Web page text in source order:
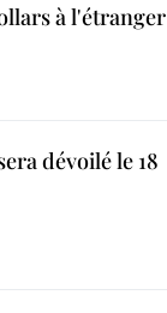
à l'étranger
dévoilé le 18